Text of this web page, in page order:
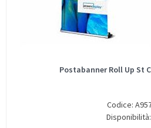
Postabanner Roll Up St
Codice: